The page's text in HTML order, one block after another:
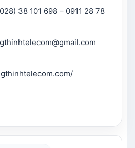
38 101 698 – 0911 28 78